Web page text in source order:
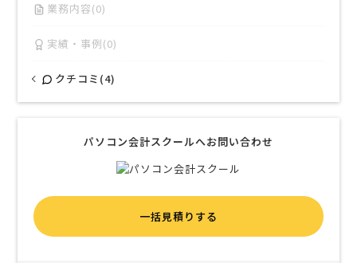
業務内容(0)
実績・事例(0)
クチコミ(4)
パソコン会計スクールへお問い合わせ
一括見積りする